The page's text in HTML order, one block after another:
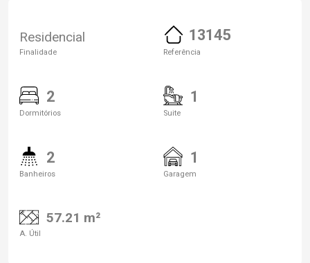
Residencial
Finalidade
13145
Referência
2
Dormitórios
1
Suite
2
Banheiros
1
Garagem
57.21 m²
A. Útil